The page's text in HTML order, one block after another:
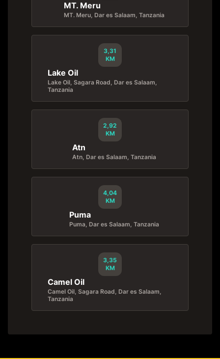
MT. Meru
MT. Meru, Dar es Salaam, Tanzania
3,31
KM
Lake Oil
Lake Oil, Sagara Road, Dar es Salaam,
Tanzania
2,92
KM
Atn
Atn, Dar es Salaam, Tanzania
4,04
KM
Puma
Puma, Dar es Salaam, Tanzania
3,35
KM
Camel Oil
Camel Oil, Sagara Road, Dar es Salaam,
Tanzania